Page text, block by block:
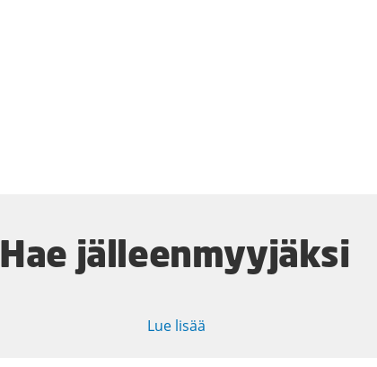
Hae jälleenmyyjäksi
Lue lisää